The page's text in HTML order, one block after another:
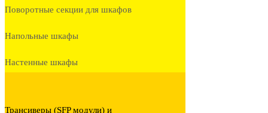
Поворотные секции для шкафов
Напольные шкафы
Настенные шкафы
Трансиверы (SFP модули) и